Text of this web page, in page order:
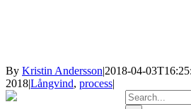
By Kristin Andersson|2018-04-
2018|Långvind, process|
Search